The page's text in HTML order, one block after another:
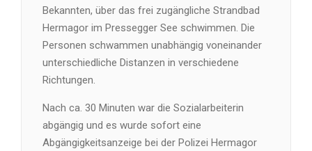
Bekannten, über das frei zugängliche Strandbad
Hermagor im Pressegger See schwimmen. Die
Personen schwammen unabhängig voneinander
unterschiedliche Distanzen in verschiedene
Richtungen.
Nach ca. 30 Minuten war die Sozialarbeiterin
abgängig und es wurde sofort eine
Abgängigkeitsanzeige bei der Polizei Hermagor